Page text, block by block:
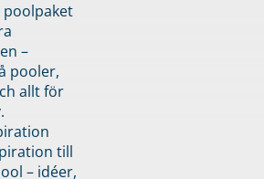
–
pooler,
allt för
till
– idéer,